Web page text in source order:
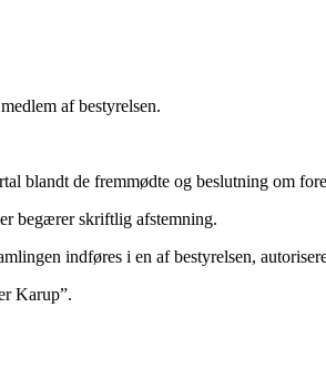
af bestyrelsen.
de fremmødte og beslutning om
begærer skriftlig afstemning.
indføres i en af bestyrelsen,
Karup”.